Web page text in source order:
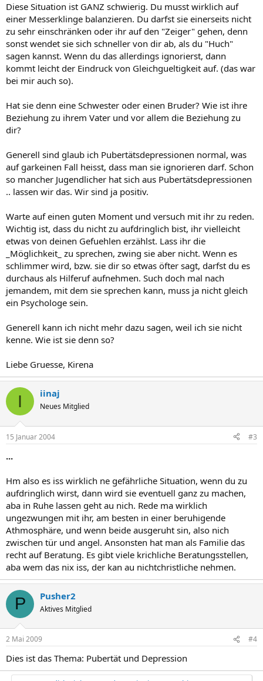
Diese Situation ist GANZ schwierig. Du musst wirklich auf
einer Messerklinge balanzieren. Du darfst sie einerseits nicht
zu sehr einschränken oder ihr auf den "Zeiger" gehen, denn
sonst wendet sie sich schneller von dir ab, als du "Huch"
sagen kannst. Wenn du das allerdings ignorierst, dann
kommt leicht der Eindruck von Gleichgueltigkeit auf. (das war
bei mir auch so).
Hat sie denn eine Schwester oder einen Bruder? Wie ist ihre
Beziehung zu ihrem Vater und vor allem die Beziehung zu
dir?
Generell sind glaub ich Pubertätsdepressionen normal, was
auf garkeinen Fall heisst, dass man sie ignorieren darf. Schon
so mancher Jugendlicher hat sich aus Pubertätsdepressionen
.. lassen wir das. Wir sind ja positiv.
Warte auf einen guten Moment und versuch mit ihr zu reden.
Wichtig ist, dass du nicht zu aufdringlich bist, ihr vielleicht
etwas von deinen Gefuehlen erzählst. Lass ihr die
_Möglichkeit_ zu sprechen, zwing sie aber nicht. Wenn es
schlimmer wird, bzw. sie dir so etwas öfter sagt, darfst du es
durchaus als Hilferuf aufnehmen. Such doch mal nach
jemandem, mit dem sie sprechen kann, muss ja nicht gleich
ein Psychologe sein.
Generell kann ich nicht mehr dazu sagen, weil ich sie nicht
kenne. Wie ist sie denn so?
Liebe Gruesse, Kirena
I iinaj
Neues Mitglied
15 Januar 2004 #3
...
Hm also es iss wirklich ne gefährliche Situation, wenn du zu
aufdringlich wirst, dann wird sie eventuell ganz zu machen,
aba in Ruhe lassen geht au nich. Rede ma wirklich
ungezwungen mit ihr, am besten in einer beruhigende
Athmosphäre, und wenn beide ausgeruht sin, also nich
zwischen tür und angel. Ansonsten hat man als Familie das
recht auf Beratung. Es gibt viele krichliche Beratungsstellen,
aba wem das nix iss, der kan au nichtchristliche nehmen.
P Pusher2
Aktives Mitglied
2 Mai 2009 #4
Dies ist das Thema: Pubertät und Depression